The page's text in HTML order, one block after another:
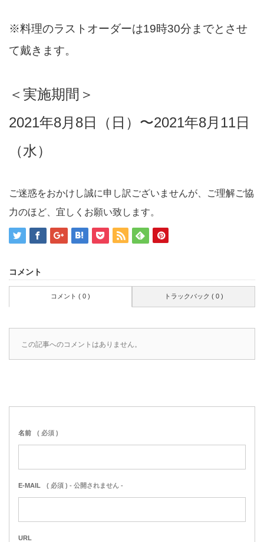
※料理のラストオーダーは19時30分までとさせ
て戴きます。
＜実施期間＞
2021年8月8日（日 ）〜2021年8月11日
（水）
ご迷惑をおかけし誠に申し訳ございませんが、ご理解ご協
力のほど、宜しくお願い致します。
コメント
コメント ( 0 ) トラックバック ( 0 )
この記事へのコメントはありません。
名前 ( 必須 )
E-MAIL ( 必須 ) - 公開されません -
URL